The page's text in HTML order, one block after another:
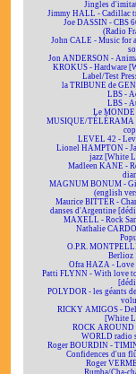
Jingles
Jimmy HALL - Cadillac
Joe DASSIN - CBS
(Radio
John CALE - Music for
Jon ANDERSON -
KROKUS - Hardware
Label/Test
la TRIBUNE de
LBS -
LBS -
Le MONDE
MUSIQUE/TÉLÉRAMA
LEVEL 42 -
Lionel HAMPTON -
jazz [White
Madleen KANE -
MAGNUM BONUM -
(english
Maurice BITTER -
danses d'Argentine
MAXELL - Rock
Nathalie
O.P.R.
Berlioz
Ofra HAZA - Love
Patti FLYNN - With love
POLYDOR - les géants
RICKY AMIGOS -
[White
ROCK AROUND
WORLD radio
Roger BOURDIN -
Confidences d'un
Roger
Rumba/Cha-